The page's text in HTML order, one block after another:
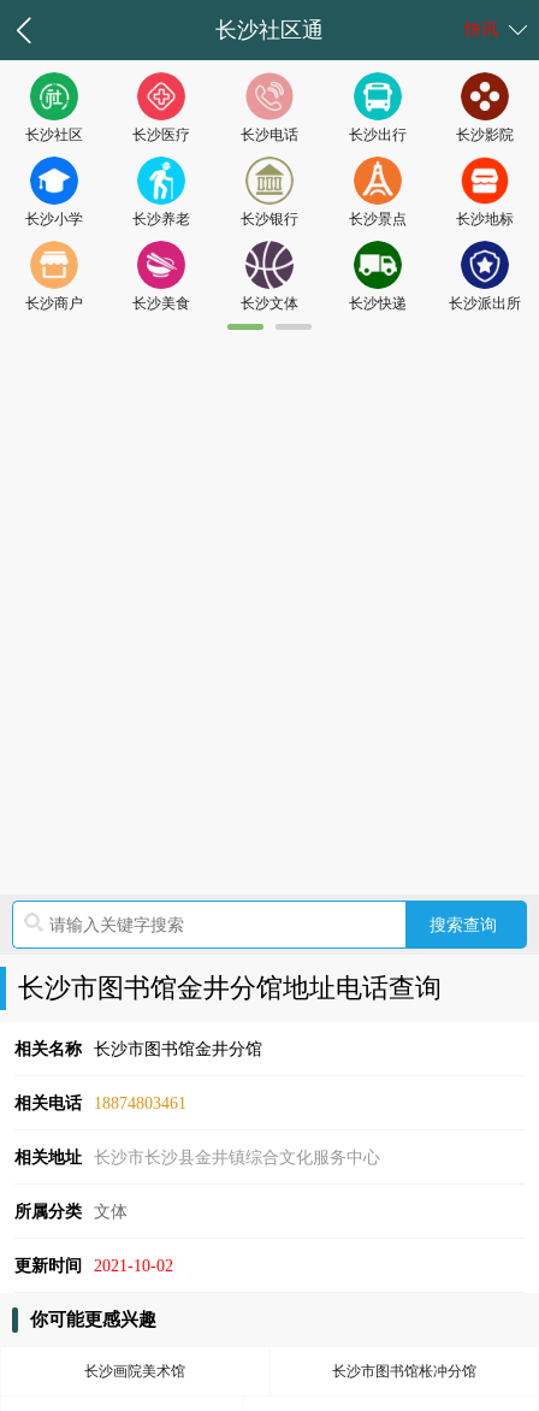
长沙社区通 快讯
长沙社区 长沙医疗 长沙电话 长沙出行 长沙影院
长沙小学 长沙养老 长沙银行 长沙景点 长沙地标
长沙商户 长沙美食 长沙文体 长沙快递 长沙派出所
长沙市图书馆金井分馆地址电话查询
相关名称 长沙市图书馆金井分馆
相关电话 18874803461
相关地址 长沙市长沙县金井镇综合文化服务中心
所属分类 文体
更新时间 2021-10-02
你可能更感兴趣
长沙市图书馆枨冲分馆
长沙画院美术馆